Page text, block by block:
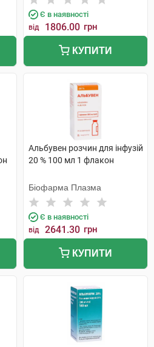
Є в наявності
від 1806.00 грн
КУПИТИ
Альбувен розчин для інфузій
20 % 100 мл 1 флакон
Біофарма Плазма
Є в наявності
від 2641.30 грн
КУПИТИ